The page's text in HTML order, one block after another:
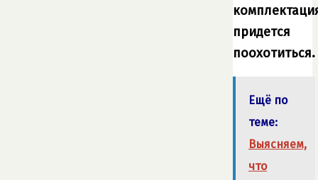
придется
поохотиться.
Ещё по
теме:
Выясняем,
что